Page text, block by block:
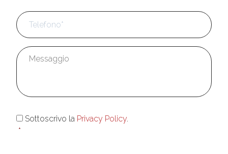
Telefono *
Messaggio
Consenso
Sottoscrivo la Privacy Policy.
*